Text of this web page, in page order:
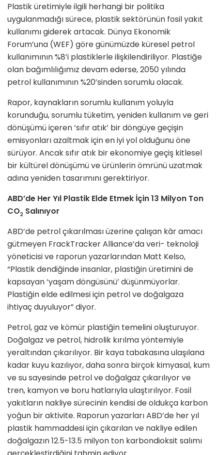
Plastik üretimiyle ilgili herhangi bir politika
uygulanmadığı sürece, plastik sektörünün fosil yakıt
kullanımı giderek artacak. Dünya Ekonomik
Forum’una (WEF) göre günümüzde küresel petrol
kullanımının %8’i plastiklerle ilişkilendiriliyor. Plastiğe
olan bağımlılığımız devam ederse, 2050 yılında
petrol kullanımının %20’sinden sorumlu olacak.
Rapor, kaynakların sorumlu kullanım yoluyla
korunduğu, sorumlu tüketim, yeniden kullanım ve geri
dönüşümü içeren ‘sıfır atık’ bir döngüye geçişin
emisyonları azaltmak için en iyi yol olduğunu öne
sürüyor. Ancak sıfır atık bir ekonomiye geçiş kitlesel
bir kültürel dönüşümü ve ürünlerin ömrünü uzatmak
adına yeniden tasarımını gerektiriyor.
ABD’de Her Yıl Plastik Elde Etmek İçin 13 Milyon Ton
CO2 Salınıyor
ABD’de petrol çıkarılması üzerine çalışan kâr amacı
gütmeyen FrackTracker Alliance’da veri- teknoloji
yöneticisi ve raporun yazarlarından Matt Kelso,
“Plastik dendiğinde insanlar, plastiğin üretimini de
kapsayan ‘yaşam döngüsünü’ düşünmüyorlar.
Plastiğin elde edilmesi için petrol ve doğalgaza
ihtiyaç duyuluyor” diyor.
Petrol, gaz ve kömür plastiğin temelini oluşturuyor.
Doğalgaz ve petrol, hidrolik kırılma yöntemiyle
yeraltından çıkarılıyor. Bir kaya tabakasına ulaşılana
kadar kuyu kazılıyor, daha sonra birçok kimyasal, kum
ve su sayesinde petrol ve doğalgaz çıkarılıyor ve
tren, kamyon ve boru hatlarıyla ulaştırılıyor. Fosil
yakıtların nakliye sürecinin kendisi de oldukça karbon
yoğun bir aktivite. Raporun yazarları ABD’de her yıl
plastik hammaddesi için çıkarılan ve nakliye edilen
doğalgazın 12.5-13.5 milyon ton karbondioksit salımı